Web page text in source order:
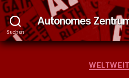
Suchen
Autonomes
WELTWEIT